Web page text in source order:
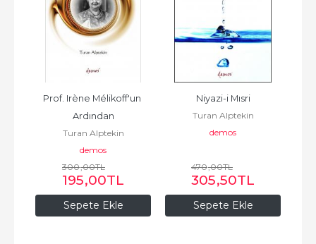
Sepete Ekle
Prof. Irène Mélikoff'un
Ardından
Turan Alptekin
demos
300,00TL
195,00TL
Sepete Ekle
Niyazi-i Mısri
Turan Alptekin
demos
470,00TL
305,50TL